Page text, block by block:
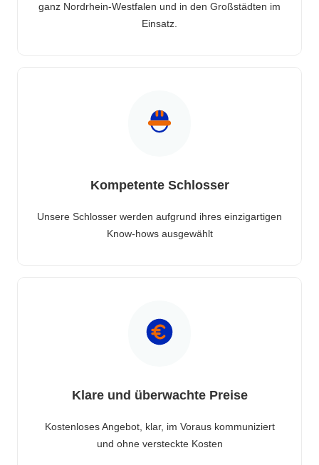
ganz Nordrhein-Westfalen und in den Großstädten im
Einsatz.
Kompetente Schlosser
Unsere Schlosser werden aufgrund ihres einzigartigen
Know-hows ausgewählt
Klare und überwachte Preise
Kostenloses Angebot, klar, im Voraus kommuniziert
und ohne versteckte Kosten